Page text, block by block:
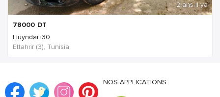
2 ans Il ya
78000 DT
Huyndai i30
Ettahrir (3), Tunisia
NOS APPLICATIONS